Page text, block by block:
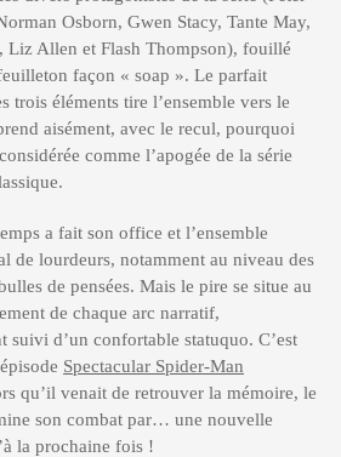
Osborn, Gwen Stacy, Tante May,
Liz Allen et Flash Thompson), fouillé
façon « soap ». Le parfait
trois éléments tire l’ensemble vers le
aisément, avec le recul, pourquoi
comme l’apogée de la série
a fait son office et l’ensemble
de lourdeurs, notamment au niveau des
de pensées. Mais le pire se situe au
de chaque arc narratif,
suivi d’un confortable statuquo. C’est
Spectacular Spider-Man
qu’il venait de retrouver la mémoire, le
son combat par… une nouvelle
la prochaine fois !